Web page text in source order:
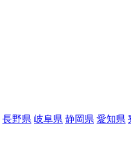
長野県 岐阜県 静岡県 愛知県